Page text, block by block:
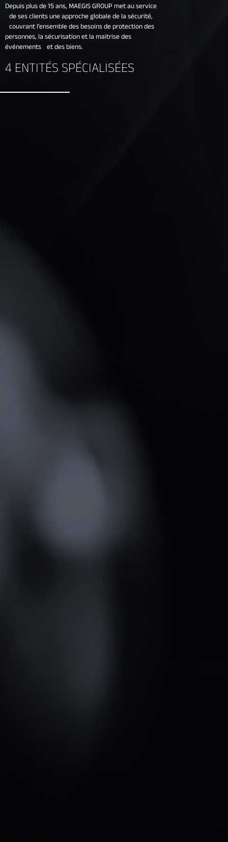
Depuis plus de 15 ans, MAEGIS GROUP met au service
de ses clients une approche globale de la sécurité,
couvrant l’ensemble des besoins de protection des
personnes, la sécurisation et la maitrise des
événements et des biens.
4 ENTITÉS SPÉCIALISÉES